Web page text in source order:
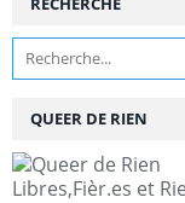
QUEER DE RIEN
Libres,Fièr.es et